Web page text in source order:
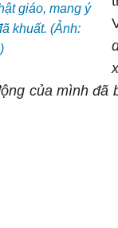
giáo, mang ý
khuất. (Ảnh:
của mình